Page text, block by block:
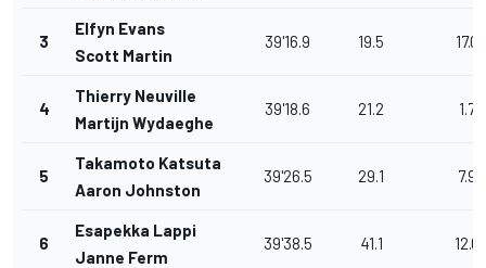
3
Elfyn Evans
Scott Martin
39'16.9 19.5 17.0
4
Thierry Neuville
Martijn Wydaeghe
39'18.6 21.2 1.7
5
Takamoto Katsuta
Aaron Johnston
39'26.5 29.1 7.9
6
Esapekka Lappi
Janne Ferm
39'38.5 41.1 12.0